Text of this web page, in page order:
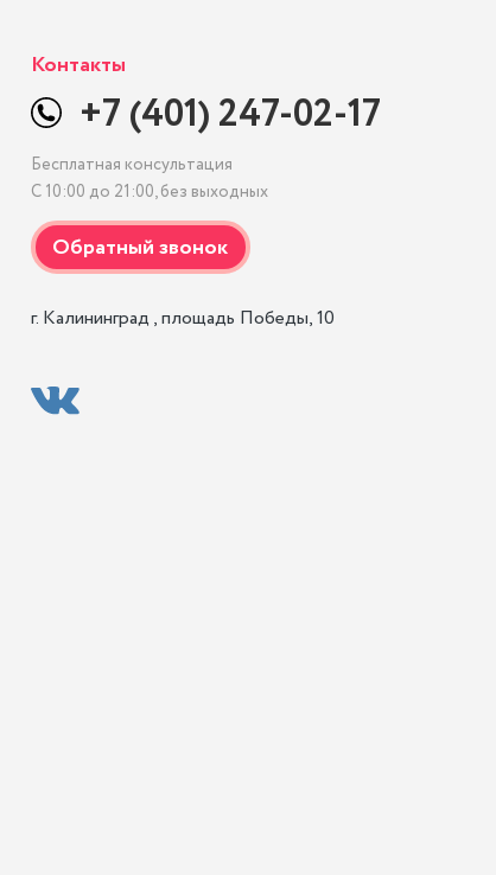
Контакты
+7 (401) 247-02-17
Бесплатная консультация
С 10:00 до 21:00, без выходных
г. Калининград , площадь Победы, 10